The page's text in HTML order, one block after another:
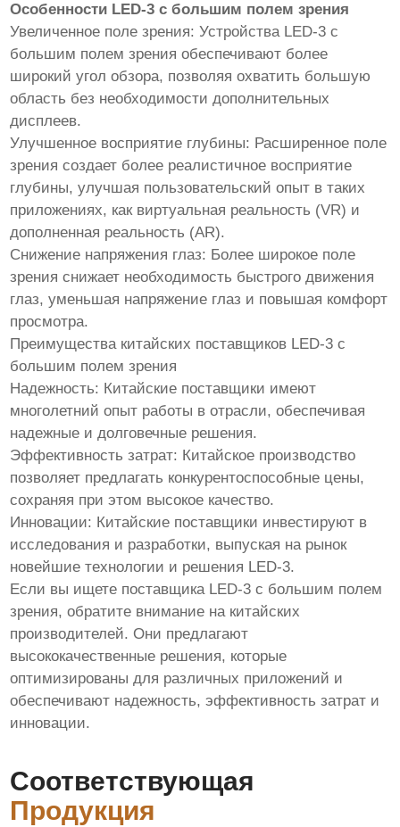
Особенности LED-3 с большим полем зрения
Увеличенное поле зрения: Устройства LED-3 с
большим полем зрения обеспечивают более
широкий угол обзора, позволяя охватить большую
область без необходимости дополнительных
дисплеев.
Улучшенное восприятие глубины: Расширенное поле
зрения создает более реалистичное восприятие
глубины, улучшая пользовательский опыт в таких
приложениях, как виртуальная реальность (VR) и
дополненная реальность (AR).
Снижение напряжения глаз: Более широкое поле
зрения снижает необходимость быстрого движения
глаз, уменьшая напряжение глаз и повышая комфорт
просмотра.
Преимущества китайских поставщиков LED-3 с
большим полем зрения
Надежность: Китайские поставщики имеют
многолетний опыт работы в отрасли, обеспечивая
надежные и долговечные решения.
Эффективность затрат: Китайское производство
позволяет предлагать конкурентоспособные цены,
сохраняя при этом высокое качество.
Инновации: Китайские поставщики инвестируют в
исследования и разработки, выпуская на рынок
новейшие технологии и решения LED-3.
Если вы ищете поставщика LED-3 с большим полем
зрения, обратите внимание на китайских
производителей. Они предлагают
высококачественные решения, которые
оптимизированы для различных приложений и
обеспечивают надежность, эффективность затрат и
инновации.
Соответствующая
Продукция